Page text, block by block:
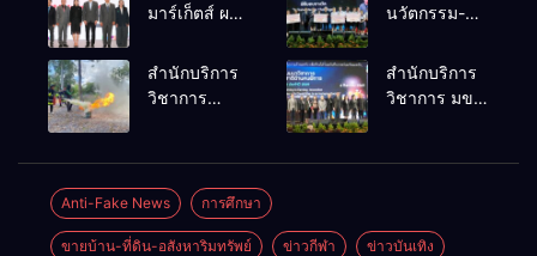
มาร์เก็ตส์ ผนึก
ธุรกิจท่อง
เที่ยว-บริการ
Thailand
2026 เชื่อม 4
งานใหญ่
สร้างโอกาส
นวัตกรรม-
คือโอกาสใหม่
ของคนพิการ
เศรษฐกิจ
สำนักบริการ
วิชาการ
เพลิงขั้นต้น”
ยกระดับ
ศักยภาพเจ้า
สำนักบริการ
วิชาการ มข.
เวทีระดับชาติ
Anti-Fake News การศึกษา
ขายบ้าน-ที่ดิน-อสังหาริมทรัพย์ ข่าวกีฬา ข่าวบันเทิง